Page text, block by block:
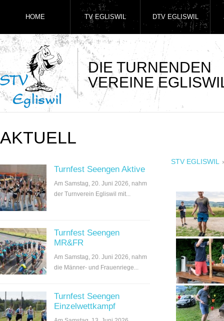
DIE TURNENDEN
VEREINE
HOME TV EGLISWIL DTV EGLISWIL
AKTUELL
Turnfest Seengen Aktive
Am Samstag, 20. Juni 2026, nahm
der Turnverein Egliswil mit...
Turnfest Seengen
MR&FR
Am Samstag, 20. Juni 2026, nahm
die Männer- und Frauenriege...
Turnfest Seengen
Einzelwettkampf
STV EGLISWIL